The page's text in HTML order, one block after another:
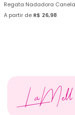
A partir de R$ 26,98
LaMell